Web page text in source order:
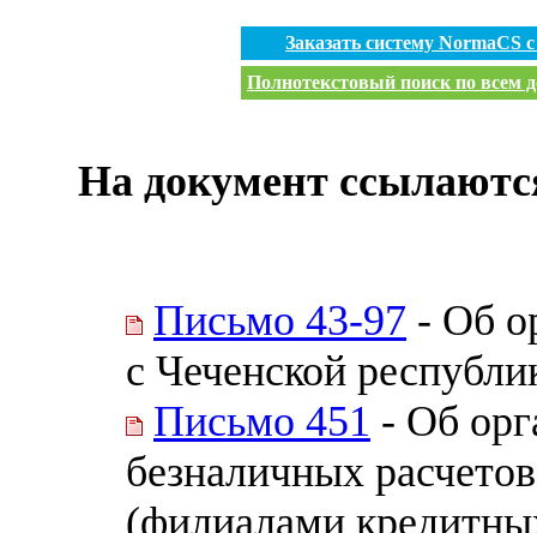
Заказать систему
Полнотекстовый поиск по всем
На документ
Письмо 43-97 - Об
с Чеченской
Письмо 451 - Об
безналичных
(филиалами